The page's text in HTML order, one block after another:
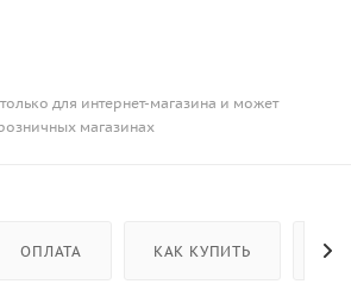
для интернет-магазина и может
магазинах
ОПЛАТА КАК КУПИТЬ